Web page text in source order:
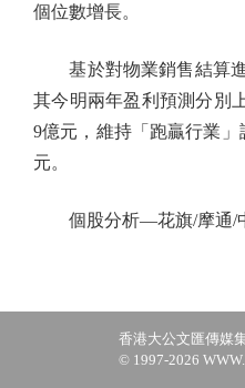
個位數增長。
基於對物業銷售結算進
其今明兩年盈利預測分別
9億元，維持「跑贏行業」
元。
個股分析—花旗/摩通/
香港大公文匯傳媒
© 1997-2026